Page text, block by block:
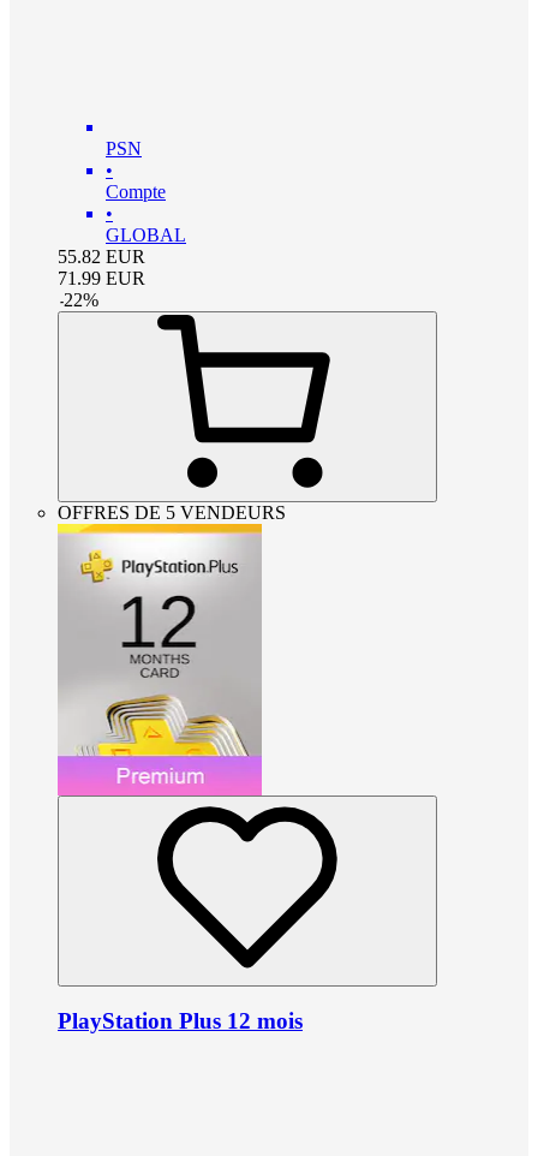
PSN
•
Compte
•
GLOBAL
55.82 EUR
71.99 EUR
-22%
OFFRES DE 5 VENDEURS
PlayStation Plus 12 mois